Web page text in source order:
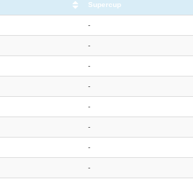
Supercup
-
-
-
-
-
-
-
-